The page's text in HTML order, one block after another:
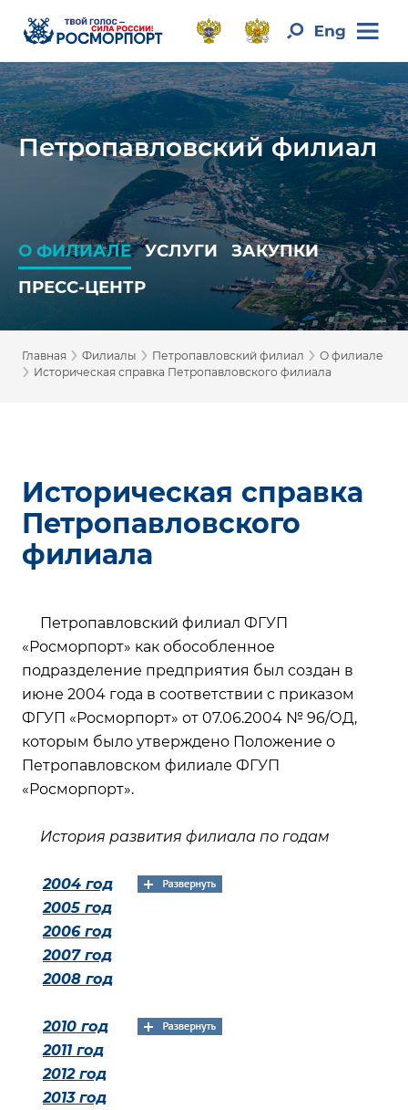
Петропавловский филиал
О ФИЛИАЛЕ УСЛУГИ
ЗАКУПКИ
ПРЕСС-ЦЕНТР
Главная › Филиалы › Петропавловский филиал › О филиале
› Историческая справка Петропавловского филиала
Историческая справка
Петропавловского
филиала
Петропавловский филиал ФГУП
«Росморпорт» как обособленное
подразделение предприятия был создан в
июне 2004 года в соответствии с приказом
ФГУП «Росморпорт» от 07.06.2004 № 96/ОД,
которым было утверждено Положение о
Петропавловском филиале ФГУП
«Росморпорт».
История развития филиала по годам
2004 год
2005 год
2006 год
2007 год
2008 год
2010 год
2011 год
2012 год
2013 год